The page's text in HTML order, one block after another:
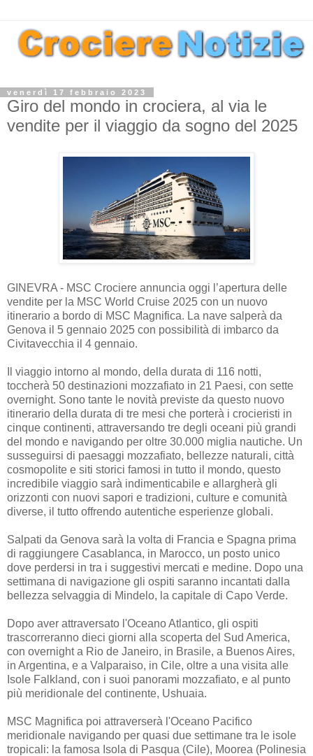
venerdì 17 febbraio 2023
Giro del mondo in crociera, al via le
vendite per il viaggio da sogno del 2025
GINEVRA - MSC Crociere annuncia oggi l’apertura delle
vendite per la MSC World Cruise 2025 con un nuovo
itinerario a bordo di MSC Magnifica. La nave salperà da
Genova il 5 gennaio 2025 con possibilità di imbarco da
Civitavecchia il 4 gennaio.
Il viaggio intorno al mondo, della durata di 116 notti,
toccherà 50 destinazioni mozzafiato in 21 Paesi, con sette
overnight. Sono tante le novità previste da questo nuovo
itinerario della durata di tre mesi che porterà i crocieristi in
cinque continenti, attraversando tre degli oceani più grandi
del mondo e navigando per oltre 30.000 miglia nautiche. Un
susseguirsi di paesaggi mozzafiato, bellezze naturali, città
cosmopolite e siti storici famosi in tutto il mondo, questo
incredibile viaggio sarà indimenticabile e allargherà gli
orizzonti con nuovi sapori e tradizioni, culture e comunità
diverse, il tutto offrendo autentiche esperienze globali.
Salpati da Genova sarà la volta di Francia e Spagna prima
di raggiungere Casablanca, in Marocco, un posto unico
dove perdersi in tra i suggestivi mercati e medine. Dopo una
settimana di navigazione gli ospiti saranno incantati dalla
bellezza selvaggia di Mindelo, la capitale di Capo Verde.
Dopo aver attraversato l'Oceano Atlantico, gli ospiti
trascorreranno dieci giorni alla scoperta del Sud America,
con overnight a Rio de Janeiro, in Brasile, a Buenos Aires,
in Argentina, e a Valparaiso, in Cile, oltre a una visita alle
Isole Falkland, con i suoi panorami mozzafiato, e al punto
più meridionale del continente, Ushuaia.
MSC Magnifica poi attraverserà l'Oceano Pacifico
meridionale navigando per quasi due settimane tra le isole
tropicali: la famosa Isola di Pasqua (Cile), Moorea (Polinesia